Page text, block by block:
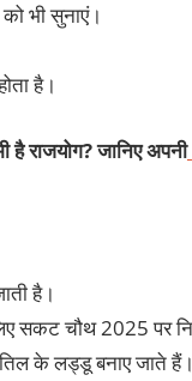
भी सुनाएं।
है।
राजयोग? जानिए अपनी
है।
सकट चौथ 2025 पर
के लड्डू बनाए जाते